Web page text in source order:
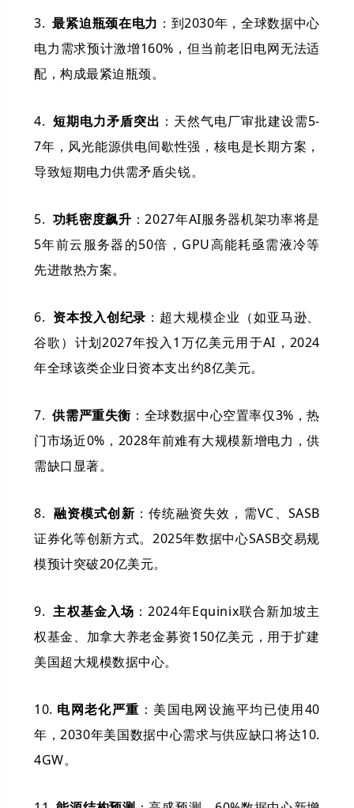
3.最紧迫瓶颈在电力 ：到2030年，全球数据中心
电力需求预计激增160%，但当前老旧电网无法适
配，构成最紧迫瓶颈。
4.短期电力矛盾突出 ：天然气电厂审批建设需5-
7年，风光能源供电间歇性强，核电是长期方案，
导致短期电力供需矛盾尖锐。
5. 功耗密度飙升 ：2027年AI服务器机架功率将是
5年前云服务器的50倍，GPU高能耗亟需液冷等
先进散热方案。
6. 资本投入创纪录 ：超大规模企业（如亚马逊、
谷歌）计划2027年投入1万亿美元用于AI，2024
年全球该类企业日资本支出约8亿美元。
7.供需严重失衡 ：全球数据中心空置率仅3%，热
门市场近0%，2028年前难有大规模新增电力，供
需缺口显著。
8. 融资模式创新 ：传统融资失效，需VC、SASB
证券化等创新方式。2025年数据中心SASB交易规
模预计突破20亿美元。
9.主权基金入场 ：2024年Equinix联合新加坡主
权基金、加拿大养老金募资150亿美元，用于扩建
美国超大规模数据中心。
10. 电网老化严重 ：美国电网设施平均已使用40
年，2030年美国数据中心需求与供应缺口将达10.
4GW。